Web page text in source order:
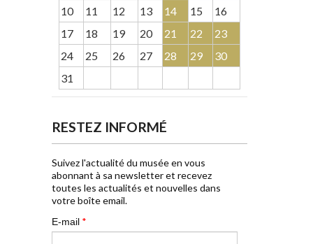
10
11 12 13 14 15
16
17
18 19 20 21 22
23
24
25 26 27 28 29
30
31
RESTEZ INFORMÉ
Suivez l'actualité du musée en vous
abonnant à sa newsletter et recevez
toutes les actualités et nouvelles dans
votre boîte email.
E-mail *